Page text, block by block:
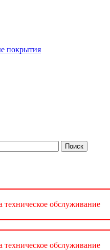
покрытия
обслуживание
обслуживание